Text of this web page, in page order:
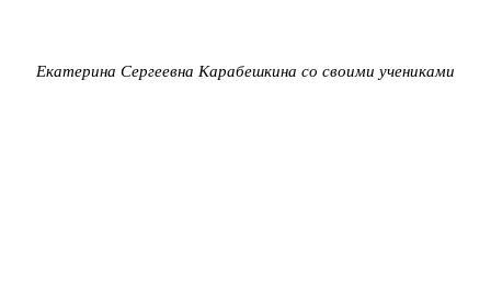
Екатерина Сергеевна Карабешкина со своими учениками